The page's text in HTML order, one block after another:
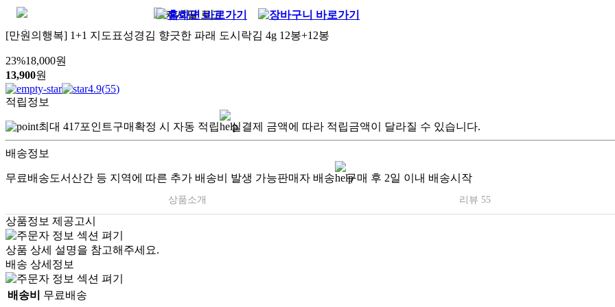
[만원의행복] 1+1 지도표성경김 향긋한 파래 도시락김 4g 12봉+12봉
23%18,000원
13,900원
4.9(55)
적립정보
최대 417포인트구매확정 시 자동 적립 실결제 금액에 따라 적립금액이 달라질 수 있습니다.
배송정보
무료배송도서산간 등 지역에 따른 추가 배송비 발생 가능판매자 배송 구매 후 2일 이내 배송시작
상품소개 리뷰 55
상품정보 제공고시
상품 상세 설명을 참고해주세요.
배송 상세정보
배송비
무료배송